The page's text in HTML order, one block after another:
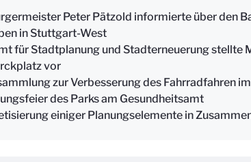
Peter Pätzold informierte über den
in Stuttgart-West
für Stadtplanung und Stadterneuerung
vor
zur Verbesserung des Fahrradfahren
des Parks am Gesundheitsamt
einiger Planungselemente in